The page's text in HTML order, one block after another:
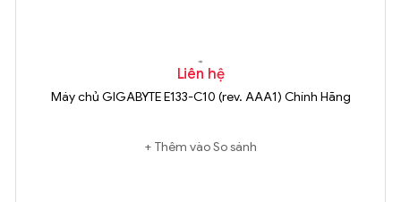
Liên hệ
Máy chủ GIGABYTE E133-C10 (rev. AAA1) Chính Hãng
Thêm vào So sánh